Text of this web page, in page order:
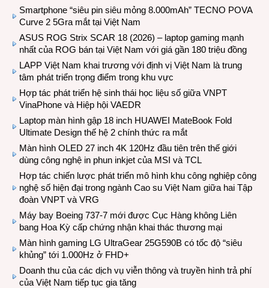
Smartphone “siêu pin siêu mỏng 8.000mAh” TECNO POVA
Curve 2 5Gra mắt tại Việt Nam
ASUS ROG Strix SCAR 18 (2026) – laptop gaming mạnh
nhất của ROG bán tại Việt Nam với giá gần 180 triệu đồng
LAPP Việt Nam khai trương với định vị Việt Nam là trung
tâm phát triển trọng điểm trong khu vực
Hợp tác phát triển hệ sinh thái học liệu số giữa VNPT
VinaPhone và Hiệp hội VAEDR
Laptop màn hình gập 18 inch HUAWEI MateBook Fold
Ultimate Design thế hệ 2 chính thức ra mắt
Màn hình OLED 27 inch 4K 120Hz đầu tiên trên thế giới
dùng công nghệ in phun inkjet của MSI và TCL
Hợp tác chiến lược phát triển mô hình khu công nghiệp công
nghệ số hiện đại trong ngành Cao su Việt Nam giữa hai Tập
đoàn VNPT và VRG
Máy bay Boeing 737-7 mới được Cục Hàng không Liên
bang Hoa Kỳ cấp chứng nhận khai thác thương mại
Màn hình gaming LG UltraGear 25G590B có tốc độ “siêu
khủng” tới 1.000Hz ở FHD+
Doanh thu của các dịch vụ viễn thông và truyền hình trả phí
của Việt Nam tiếp tục gia tăng